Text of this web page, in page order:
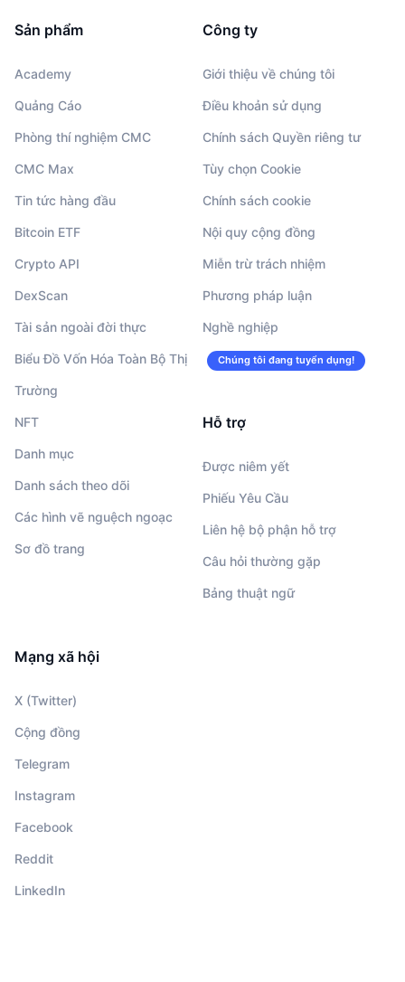
Sản phẩm
Academy
Quảng Cáo
Phòng thí nghiệm CMC
CMC Max
Tin tức hàng đầu
Bitcoin ETF
Crypto API
DexScan
Tài sản ngoài đời thực
Biểu Đồ Vốn Hóa Toàn Bộ Thị
Trường
NFT
Danh mục
Danh sách theo dõi
Các hình vẽ nguệch ngoạc
Sơ đồ trang
Công ty
Giới thiệu về chúng tôi
Điều khoản sử dụng
Chính sách Quyền riêng tư
Tùy chọn Cookie
Chính sách cookie
Nội quy cộng đồng
Miễn trừ trách nhiệm
Phương pháp luận
Nghề nghiệp
Chúng tôi đang tuyển dụng!
Hỗ trợ
Được niêm yết
Phiếu Yêu Cầu
Liên hệ bộ phận hỗ trợ
Câu hỏi thường gặp
Bảng thuật ngữ
Mạng xã hội
X (Twitter)
Cộng đồng
Telegram
Instagram
Facebook
Reddit
LinkedIn